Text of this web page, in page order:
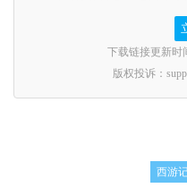
下载链接更新时
版权投诉：
西游